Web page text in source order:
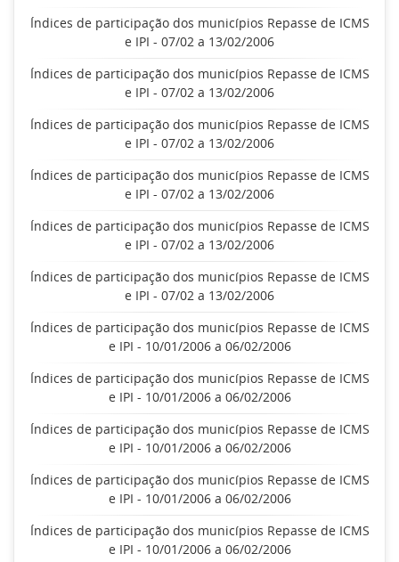
Índices de participação dos municípios Repasse de ICMS
e IPI - 07/02 a 13/02/2006
Índices de participação dos municípios Repasse de ICMS
e IPI - 07/02 a 13/02/2006
Índices de participação dos municípios Repasse de ICMS
e IPI - 07/02 a 13/02/2006
Índices de participação dos municípios Repasse de ICMS
e IPI - 07/02 a 13/02/2006
Índices de participação dos municípios Repasse de ICMS
e IPI - 07/02 a 13/02/2006
Índices de participação dos municípios Repasse de ICMS
e IPI - 07/02 a 13/02/2006
Índices de participação dos municípios Repasse de ICMS
e IPI - 10/01/2006 a 06/02/2006
Índices de participação dos municípios Repasse de ICMS
e IPI - 10/01/2006 a 06/02/2006
Índices de participação dos municípios Repasse de ICMS
e IPI - 10/01/2006 a 06/02/2006
Índices de participação dos municípios Repasse de ICMS
e IPI - 10/01/2006 a 06/02/2006
Índices de participação dos municípios Repasse de ICMS
e IPI - 10/01/2006 a 06/02/2006